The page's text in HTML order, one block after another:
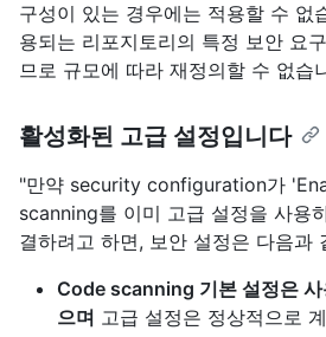
구성이 있는 경우에는 적용할 수 없
용되는 리포지토리의 특정 보안 요
므로 규모에 따라 재정의할 수 없습
활성화된 고급 설정입니다
"만약 security configuration가
scanning를 이미 고급 설정을 사용
결하려고 하면, 보안 설정은 다음과
Code scanning 기본 설정은
으며 고급 설정은 정상적으로